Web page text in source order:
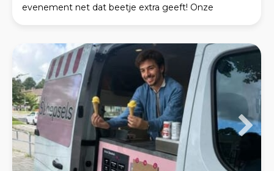
evenement net dat beetje extra geeft! Onze